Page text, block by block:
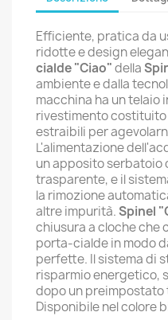
Efficiente, pratica da
ridotte e design
cialde "Ciao"della
ambiente e dalla
macchina ha un telaio
rivestimento
estraibili per
L'alimentazione
un apposito serbatoio
trasparente, e il
la rimozione
altre impurità.Spinel
chiusura a cloche che
porta-cialde in modo
perfette. Il sistema di
risparmio energetico,
dopo un
Disponibile nel colore